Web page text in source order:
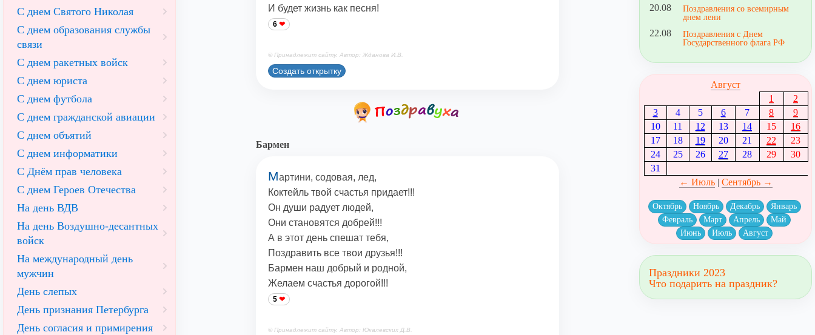
И будет жизнь как песня!
6
© Принадлежит сайту. Автор: Жданова И.В.
Создать открытку
Бармен
Мартини, содовая, лед,
Коктейль твой счастья придает!!!
Он души радует людей,
Они становятся добрей!!!
А в этот день спешат тебя,
Поздравить все твои друзья!!!
Бармен наш добрый и родной,
Желаем счастья дорогой!!!
5
© Принадлежит сайту. Автор: Юкалевских Д.В.
С днем Святого Николая
С днем образования службы
связи
С днем ракетных войск
С днем юриста
С днем футбола
С днем гражданской авиации
С днем объятий
С днем информатики
С Днём прав человека
С днем Героев Отечества
На день ВДВ
На день Воздушно-десантных
войск
На международный день
мужчин
День слепых
День признания Петербурга
День согласия и примирения
20.08
Поздравления со всемирным
днем лени
22.08
Поздравления с Днем
Государственного флага РФ
Август
1
2
3
4 5 6 7 8
9
10
11 12 13 14 15
16
17
18 19 20 21 22
23
24
25 26 27 28 29
30
31
← Июль| Сентябрь →
Октябрь Ноябрь Декабрь
Январь
Февраль
Март Апрель
Май
Июнь
Июль Август
Праздники 2023
Что подарить на праздник?